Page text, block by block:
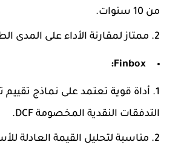
من 10 سنوات.
ممتاز لمقارنة الأداء على المدى
Finbox:
أداة قوية تعتمد على نماذج تقييم
التدفقات النقدية المخصومة DCF.
مناسبة لتحليل القيمة العادلة